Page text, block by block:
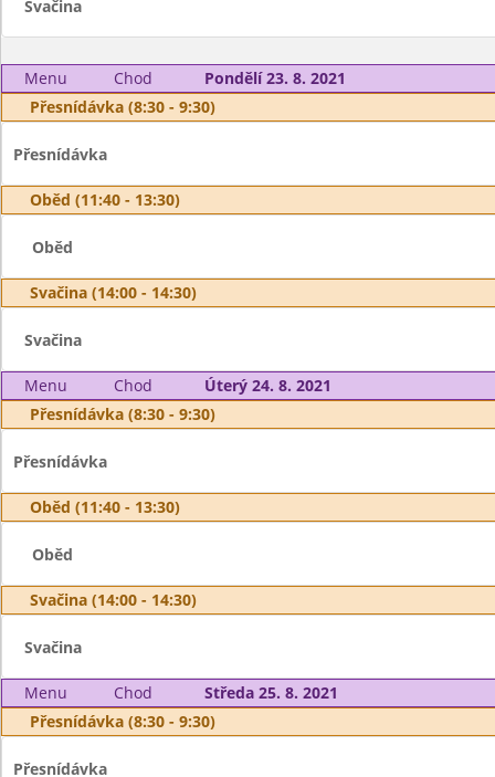
Svačina
Menu Chod
Pondělí 23. 8. 2021
Přesnídávka (8:30 - 9:30)
Přesnídávka
Oběd (11:40 - 13:30)
Oběd
Svačina (14:00 - 14:30)
Svačina
Menu Chod
Úterý 24. 8. 2021
Přesnídávka (8:30 - 9:30)
Přesnídávka
Oběd (11:40 - 13:30)
Oběd
Svačina (14:00 - 14:30)
Svačina
Menu Chod
Středa 25. 8. 2021
Přesnídávka (8:30 - 9:30)
Přesnídávka